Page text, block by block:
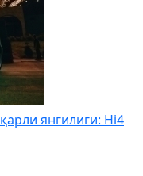
0% дан
эълон қилди